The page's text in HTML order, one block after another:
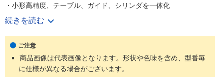
・小形高精度、テーブル、ガイド、シリンダを一体化
・シリンダ径6種類Φ4.5、6、8、10、12、20（直径4.5、6、8、
10、12、20mm）
・精密に長さを測定可能なストロークセンサも選択可能
【用途】
・あらゆる業界の空気圧機器や生産ラインに対応
続きを読む
ご注意
商品画像は代表画像となります。形状や色味を含め、型番毎
に仕様が異なる場合がございます。